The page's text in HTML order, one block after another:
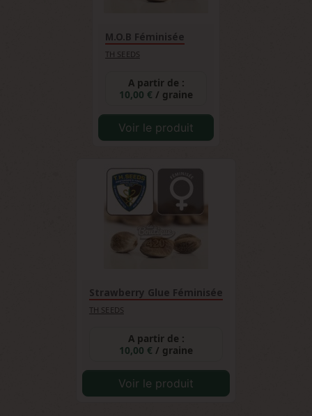
M.O.B Féminisée
TH SEEDS
A partir de :
10,00 € / graine
Voir le produit
Strawberry Glue Féminisée
TH SEEDS
A partir de :
10,00 € / graine
Voir le produit